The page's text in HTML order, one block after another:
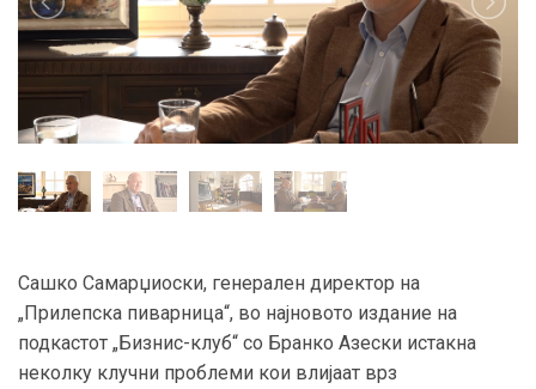
Сашко Самарџиоски, генерален директор на
„Прилепска пиварница“, во најновото издание на
подкастот „Бизнис-клуб“ со Бранко Азески истакна
неколку клучни проблеми кои влијаат врз